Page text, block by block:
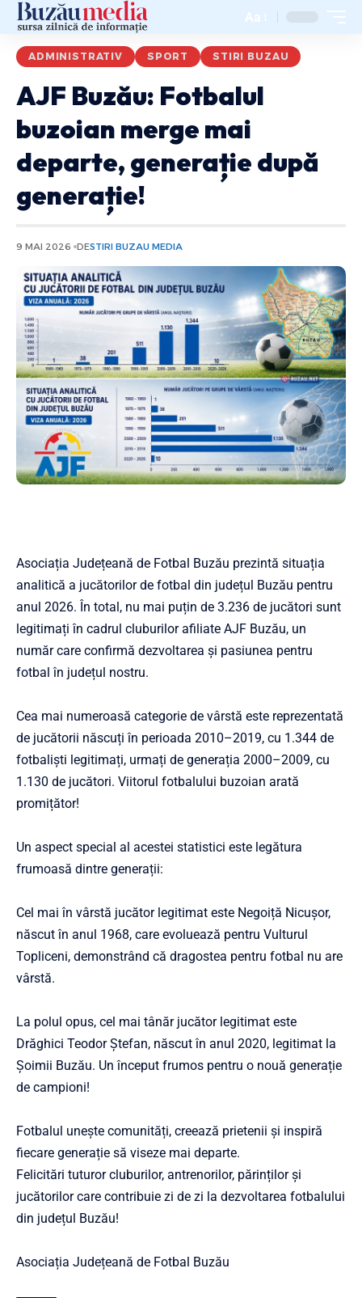
Aa
ADMINISTRATIV SPORT STIRI BUZAU
AJF Buzău: Fotbalul
buzoian merge mai
departe, generație după
generație!
9 MAI 2026 DESTIRI BUZAU MEDIA
Asociația Județeană de Fotbal Buzău prezintă situația
analitică a jucătorilor de fotbal din județul Buzău pentru
anul 2026. În total, nu mai puțin de 3.236 de jucători sunt
legitimați în cadrul cluburilor afiliate AJF Buzău, un
număr care confirmă dezvoltarea și pasiunea pentru
fotbal în județul nostru.
Cea mai numeroasă categorie de vârstă este reprezentată
de jucătorii născuți în perioada 2010–2019, cu 1.344 de
fotbaliști legitimați, urmați de generația 2000–2009, cu
1.130 de jucători. Viitorul fotbalului buzoian arată
promițător!
Un aspect special al acestei statistici este legătura
frumoasă dintre generații:
Cel mai în vârstă jucător legitimat este Negoiță Nicușor,
născut în anul 1968, care evoluează pentru Vulturul
Topliceni, demonstrând că dragostea pentru fotbal nu are
vârstă.
La polul opus, cel mai tânăr jucător legitimat este
Drăghici Teodor Ștefan, născut în anul 2020, legitimat la
Șoimii Buzău. Un început frumos pentru o nouă generație
de campioni!
Fotbalul unește comunități, creează prietenii și inspiră
fiecare generație să viseze mai departe.
Felicitări tuturor cluburilor, antrenorilor, părinților și
jucătorilor care contribuie zi de zi la dezvoltarea fotbalului
din județul Buzău!
Asociația Județeană de Fotbal Buzău